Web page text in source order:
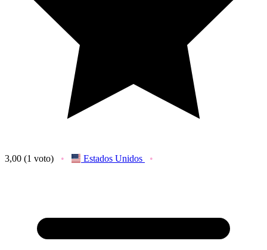
3,00 (1 voto) Estados Unidos